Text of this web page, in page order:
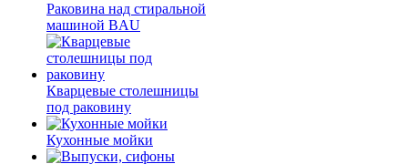
Раковина над стиральной
машиной BAU
Кварцевые столешницы
под раковину
Кухонные мойки